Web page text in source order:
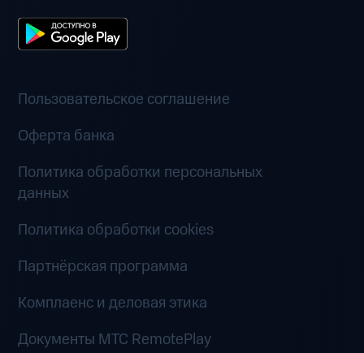
Пользовательское соглашение
Оферта банка
Политика обработки персональных
данных
Политика обработки cookies
Партнёрская программа
Комплаенс и деловая этика
Документы MTC RemotePlay